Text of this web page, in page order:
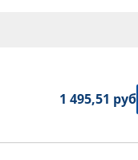
1 495,51 руб.